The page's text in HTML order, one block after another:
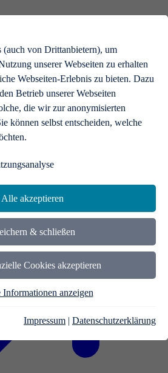
von Drittanbietern), um
unserer Webseiten zu erhalten
Webseiten-Erlebnis zu bieten. Dazu
Betrieb unserer Webseiten
die wir zur anonymisierten
können selbst entscheiden, welche
Alle akzeptieren
& schließen
Cookies akzeptieren
Informationen anzeigen
Impressum | Datenschutzerklärung
Ideen eine Bühne